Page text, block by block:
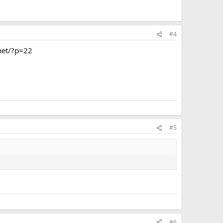
#4
?p=22
#5